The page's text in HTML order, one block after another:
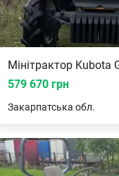
Мінітрактор Kubota
579 670 грн
Закарпатська обл.